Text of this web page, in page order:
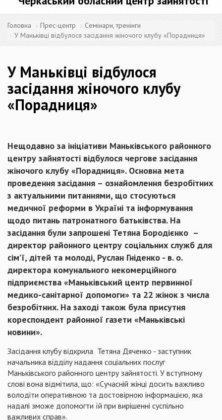
Головна Прес-центр
Семінари, тренінги
У Маньківці відбулося засідання жіночого клубу «Порадниця»
У Маньківці відбулося
засідання жіночого клубу
«Порадниця»
Нещодавно за ініціативи Маньківського районного
центру зайнятості відбулося чергове засідання
жіночого клубу «Порадниця». Основна мета
проведення засідання – ознайомлення безробітних
з актуальними питаннями, що стосуються
медичної реформи в Україні та інформування
щодо питань патронатного батьківства. На
засідання були запрошені Тетяна Бородієнко –
директор районного центру соціальних служб для
сім’ї, дітей та молоді, Руслан Гніденко - в. о.
директора комунального некомерційного
підприємства «Маньківський центр первинної
медико-санітарної допомоги» та 22 жінок з числа
безробітних. На заході також була присутня
кореспондент районної газети «Маньківські
новини».
Засідання клубу відкрила Тетяна Дяченко - заступник
начальника відділу надання соціальних послуг
Маньківського районного центру зайнятості. У вступному
слові вона відмітила, що: «Сучасній жінці досить важливо
володіти оперативною та достовірною інформацією, яка
надалі зможе допомогти їй при вирішенні суспільно
важливих справ».